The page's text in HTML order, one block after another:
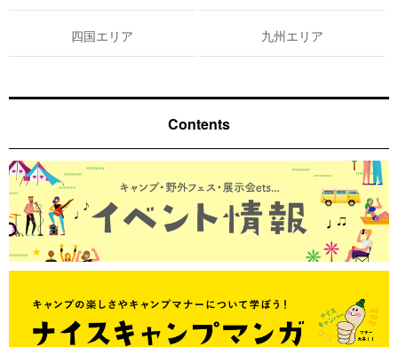
四国エリア 九州エリア
Contents